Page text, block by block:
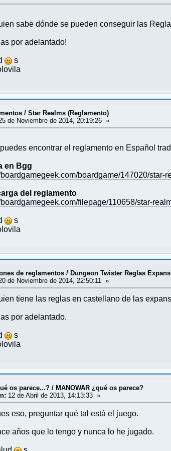
sabe dónde se pueden conseguir las
por adelantado!
s
/Star Realms (Reglamento)
de Noviembre de 2014, 20:19:26 »
encontrar el reglamento en Español
en Bgg
boardgamegeek.com/boardgame/147020/star-
del reglamento
boardgamegeek.com/filepage/110658/star-
s
de reglamentos / Dungeon Twister Reglas
de Noviembre de 2014, 22:50:11 »
tiene las reglas en castellano de las
por adelantado.
s
os parece...? / MANOWAR ¿qué os parece?
12 de Abril de 2013, 14:13:33 »
eso, preguntar qué tal está el juego.
años que lo tengo y nunca lo he jugado.